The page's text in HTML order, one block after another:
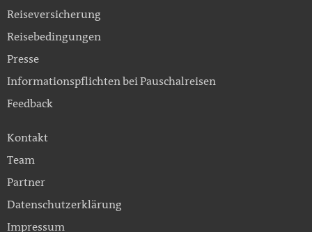
Reiseversicherung
Reisebedingungen
Presse
Informationspflichten bei Pauschalreisen
Feedback
Kontakt
Team
Partner
Datenschutzerklärung
Impressum